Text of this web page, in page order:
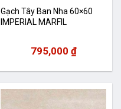
Gạch Tây Ban Nha 60×60
IMPERIAL MARFIL
795,000 ₫